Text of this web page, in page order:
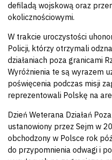
defiladą wojskową oraz
okolicznościowymi.
W trakcie uroczystości
Policji, którzy otrzymali
działaniach poza granicami
Wyróżnienia te są wyrazem
poświęcenia podczas misji
reprezentowali Polskę na
Dzień Weterana Działań
ustanowiony przez Sejm w
obchodzony w Polsce rok
do przypomnienia odwagi i